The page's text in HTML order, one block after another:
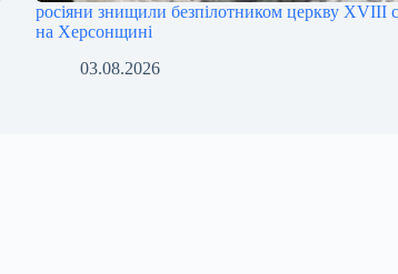
росіяни знищили безпілотником церкву XVIII
на Херсонщині
03.08.2026